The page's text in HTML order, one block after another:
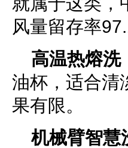
风量留存率
高温热熔洗
油杯，适合清
果有限。
机械臂智慧